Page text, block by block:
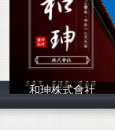
和珅株式會社
高睿宇 黃侑霆